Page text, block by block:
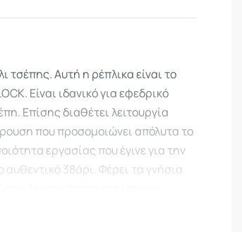
τσέπης. Αυτή η ρέπλικα είναι το
Είναι ιδανικό για εφεδρικό
Επίσης διαθέτει λειτουργία
που προσομοιώνει απόλυτα το
εργασίας που έγινε για την
38άρι. Φέρει τα γνήσια
λειτουργία shoot-up που